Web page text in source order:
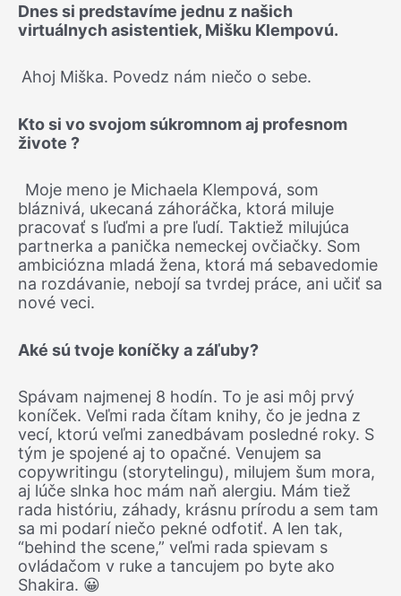
Dnes si predstavíme jednu z našich
virtuálnych asistentiek, Mišku Klempovú.
Ahoj Miška. Povedz nám niečo o sebe.
Kto si vo svojom súkromnom aj profesnom
živote ?
Moje meno je Michaela Klempová, som
bláznivá, ukecaná záhoráčka, ktorá miluje
pracovať s ľuďmi a pre ľudí. Taktiež milujúca
partnerka a panička nemeckej ovčiačky. Som
ambiciózna mladá žena, ktorá má sebavedomie
na rozdávanie, nebojí sa tvrdej práce, ani učiť sa
nové veci.
Aké sú tvoje koníčky a záľuby?
Spávam najmenej 8 hodín. To je asi môj prvý
koníček. Veľmi rada čítam knihy, čo je jedna z
vecí, ktorú veľmi zanedbávam posledné roky. S
tým je spojené aj to opačné. Venujem sa
copywritingu (storytelingu), milujem šum mora,
aj lúče slnka hoc mám naň alergiu. Mám tiež
rada históriu, záhady, krásnu prírodu a sem tam
sa mi podarí niečo pekné odfotiť. A len tak,
“behind the scene,” veľmi rada spievam s
ovládačom v ruke a tancujem po byte ako
Shakira. 😀